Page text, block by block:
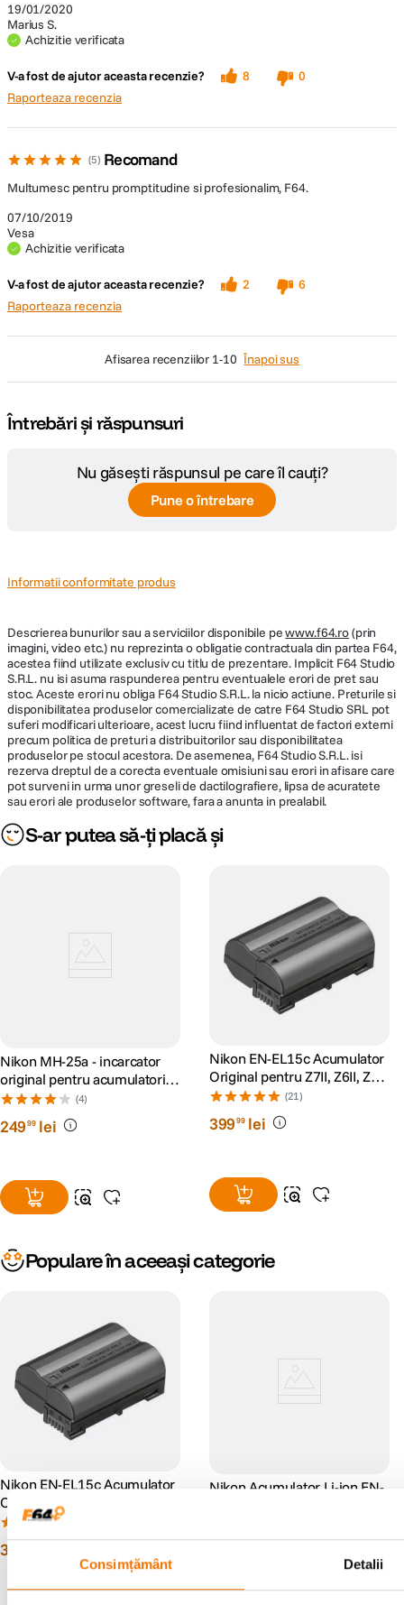
Consimțământ Detalii
19/01/2020
Marius S.
Achizitie verificata
V-a fost de ajutor aceasta recenzie? 8
0
Raporteaza recenzia
5 Recomand
07/10/2019
Vesa
Achizitie verificata
Multumesc pentru promptitudine si profesionalim, F64.
V-a fost de ajutor aceasta recenzie? 2
6
Raporteaza recenzia
afisarea recenziilor 1-10 Înapoi sus
Întrebări și răspunsuri
Nu găsești răspunsul pe care îl cauți?
Pune o întrebare
Informatii conformitate produs
Descrierea bunurilor sau a serviciilor disponibile pewww.f64.ro(prin
imagini, video etc.) nu reprezinta o obligatie contractuala din partea F64,
acestea fiind utilizate exclusiv cu titlu de prezentare. Implicit F64 Studio
S.R.L. nu isi asuma raspunderea pentru eventualele erori de pret sau
stoc. Aceste erori nu obliga F64 Studio S.R.L. la nicio actiune. Preturile si
disponibilitatea produselor comercializate de catre F64 Studio SRL pot
suferi modificari ulterioare, acest lucru fiind influentat de factori externi
precum politica de preturi a distribuitorilor sau disponibilitatea
produselor pe stocul acestora. De asemenea, F64 Studio S.R.L. isi
rezerva dreptul de a corecta eventuale omisiuni sau erori in afisare care
pot surveni in urma unor greseli de dactilografiere, lipsa de acuratete
sau erori ale produselor software, fara a anunta in prealabil.
S-ar putea să-ți placă și
Nikon MH-25a - incarcator
original pentru acumulatorii
Nikon EN-EL15
(4)
24999 lei
Nikon EN-EL15c Acumulator
Original pentru Z7II, Z6II, Z5,
Z6, Z7, D850, D780
(21)
39999 lei
Populare în aceeași categorie
Nikon EN-EL15c Acumulator
Original pentru Z7II, Z6II, Z5,
Z6, Z7, D850, D780
399
Nikon Acumulator Li-ion EN-